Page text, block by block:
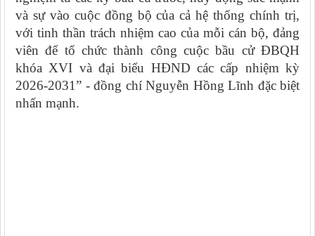
và sự vào cuộc đồng bộ của cả hệ thống chính trị,
với tinh thần trách nhiệm cao của mỗi cán bộ, đảng
viên để tổ chức thành công cuộc bầu cử ĐBQH
khóa XVI và đại biểu HĐND các cấp nhiệm kỳ
2026-2031” - đồng chí Nguyễn Hồng Lĩnh đặc biệt
nhấn mạnh.